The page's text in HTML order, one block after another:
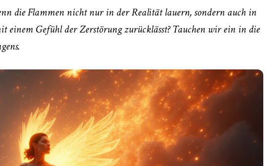
die Flammen nicht nur in der Realität lauern, sondern auch in
einem Gefühl der Zerstörung zurücklässt? Tauchen wir ein in die